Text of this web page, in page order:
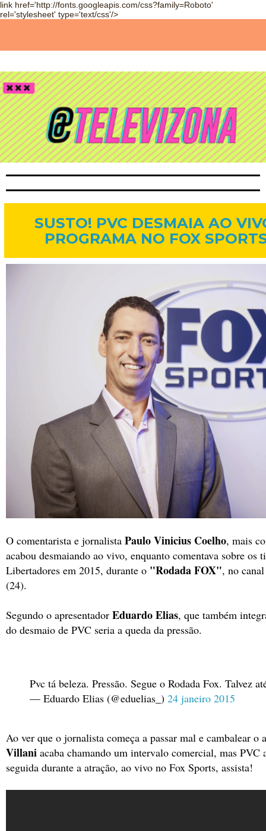
link href='http://fonts.googleapis.com/css?family=Roboto'
rel='stylesheet' type='text/css'/>
SUSTO! PVC DESMAIA AO
PROGRAMA NO FOX
O comentarista e jornalista Paulo Vinicius Coelho, mais
acabou desmaiando ao vivo, enquanto comentava sobre os
Libertadores em 2015, durante o "Rodada FOX", no
(24).
Segundo o apresentador Eduardo Elias, que também
do desmaio de PVC seria a queda da pressão.
Pvc tá beleza. Pressão. Segue o Rodada Fox. Talvez
— Eduardo Elias (@eduelias_) 24 janeiro 2015
Ao ver que o jornalista começa a passar mal e cambalear o
Villani acaba chamando um intervalo comercial, mas PVC
seguida durante a atração, ao vivo no Fox Sports, assista!